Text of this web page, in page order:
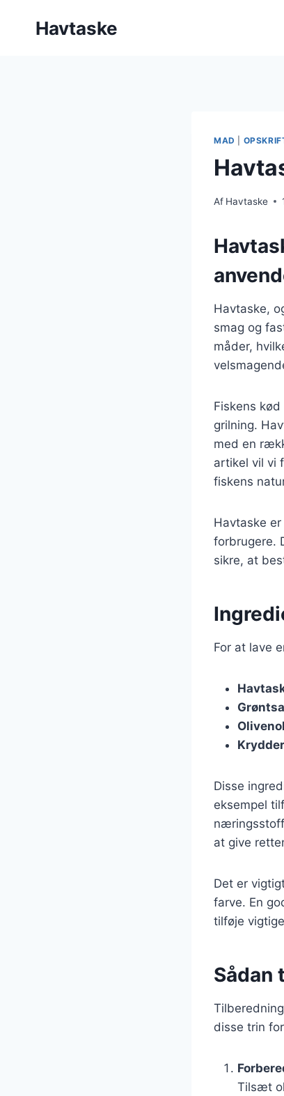
Havtaske
MAD
Af Havtaske
Havtaske,
smag og
måder,
Fiskens
grilning.
med en
artikel vil vi
fiskens
Havtaske
forbrugere.
sikre, at
For at lave
Disse
eksempel
at give
Det er
farve. En
tilføje
Sådan
disse trin
Tilsæt